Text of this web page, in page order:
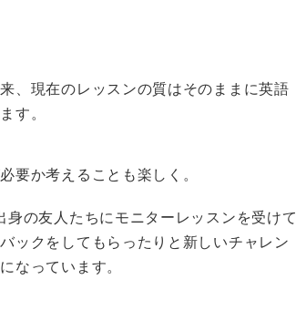
、現在のレッスンの質はそのままに英語
す。
要か考えることも楽しく。
の友人たちにモニターレッスンを受けて
ックをしてもらったりと新しいチャレン
なっています。